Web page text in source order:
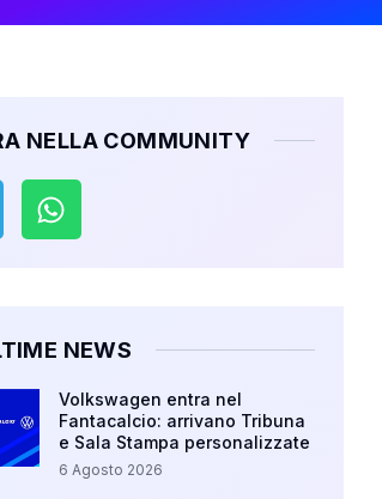
NELLA COMMUNITY
NEWS
Volkswagen entra nel
Fantacalcio: arrivano Tribuna
e Sala Stampa personalizzate
6 Agosto 2026